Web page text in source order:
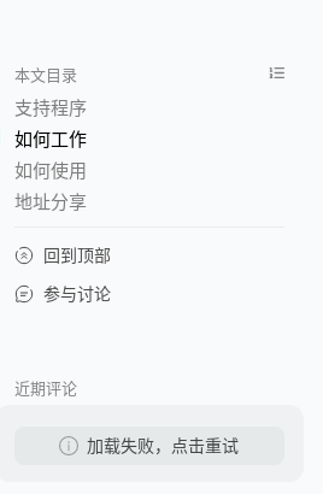
本文目录
支持程序
如何工作
如何使用
地址分享
回到顶部
参与讨论
近期评论
加载失败，点击重试